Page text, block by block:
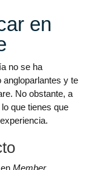
en
no se ha
angloparlantes y te
No obstante, a
que tienes que
Member